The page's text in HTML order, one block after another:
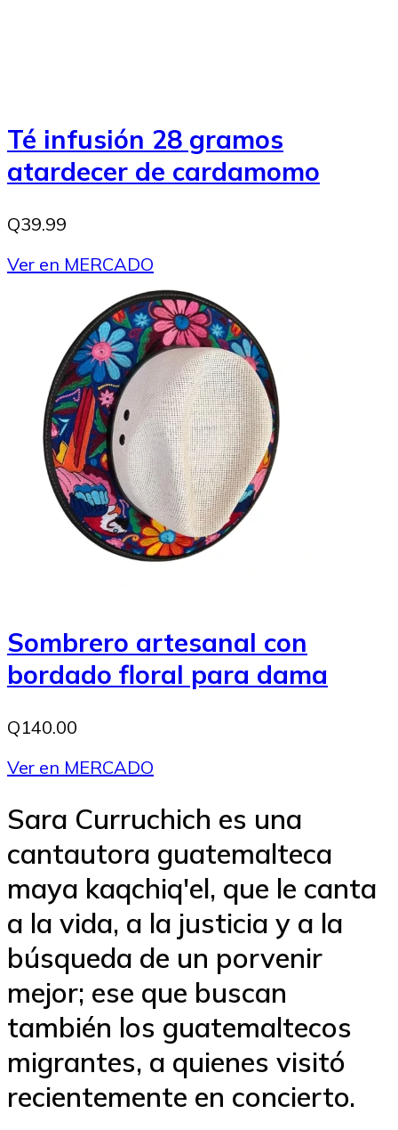
Té infusión 28 gramos
atardecer de cardamomo
Q39.99
Ver en MERCADO
Sombrero artesanal con
bordado floral para dama
Q140.00
Ver en MERCADO
Sara Curruchich es una
cantautora guatemalteca
maya kaqchiq'el, que le canta
a la vida, a la justicia y a la
búsqueda de un porvenir
mejor; ese que buscan
también los guatemaltecos
migrantes, a quienes visitó
recientemente en concierto.